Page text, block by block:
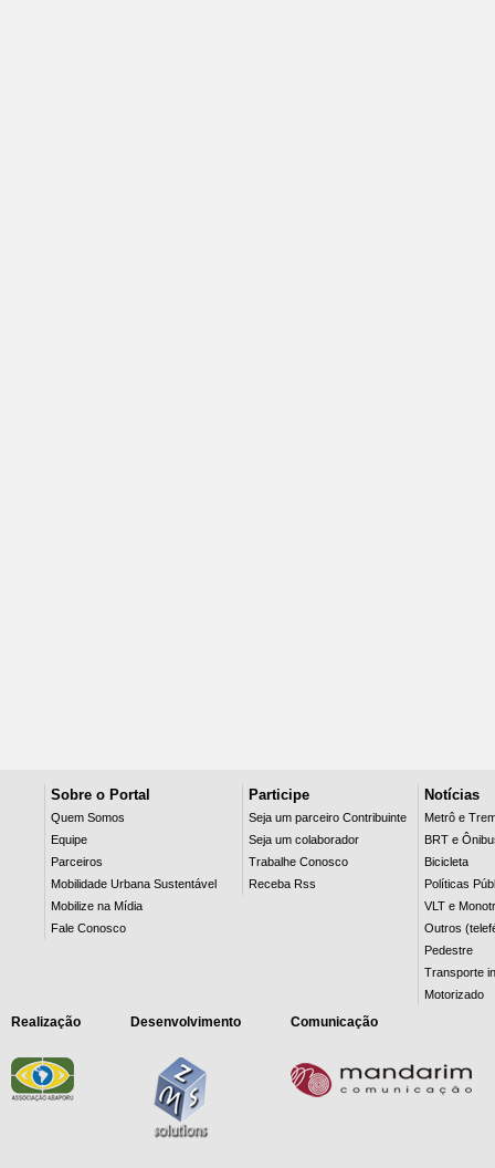
Sobre o Portal
Quem Somos
Equipe
Parceiros
Mobilidade Urbana Sustentável
Mobilize na Mídia
Fale Conosco
Participe
Seja um parceiro Contribuinte
Seja um colaborador
Trabalhe Conosco
Receba Rss
Notícias
Metrô e
BRT e
Bicicleta
Políticas
VLT e
Outros
Pedestre
Transporte
Motorizado
Realização Desenvolvimento Comunicação